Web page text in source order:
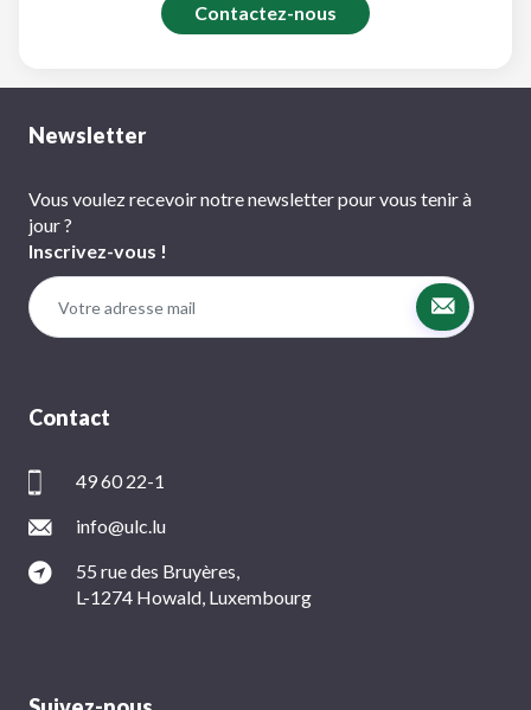
Contactez-nous
Newsletter
Vous voulez recevoir notre newsletter pour vous tenir à
jour ?
Inscrivez-vous !
Contact
49 60 22-1
info@ulc.lu
55 rue des Bruyères,
L-1274 Howald, Luxembourg